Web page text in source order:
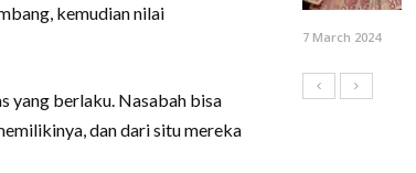
kemudian nilai
yang berlaku. Nasabah bisa
dan dari situ mereka
7 March 2024